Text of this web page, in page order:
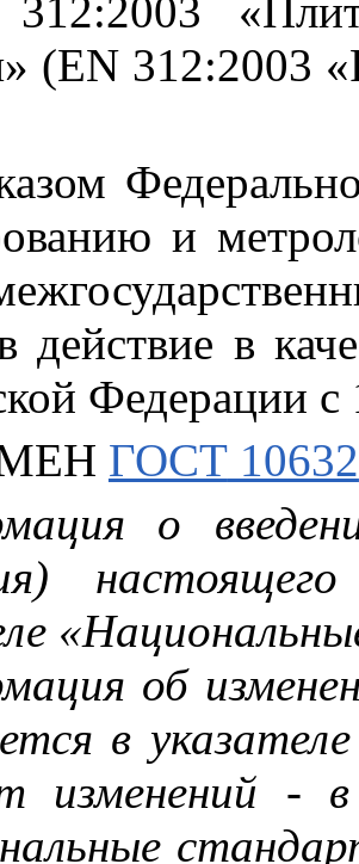
312:2003
» (EN 312:2003 «
и
действие в
Федерации с
ГОСТ10632
о
) настоящего
об
в указателе
изменений - в